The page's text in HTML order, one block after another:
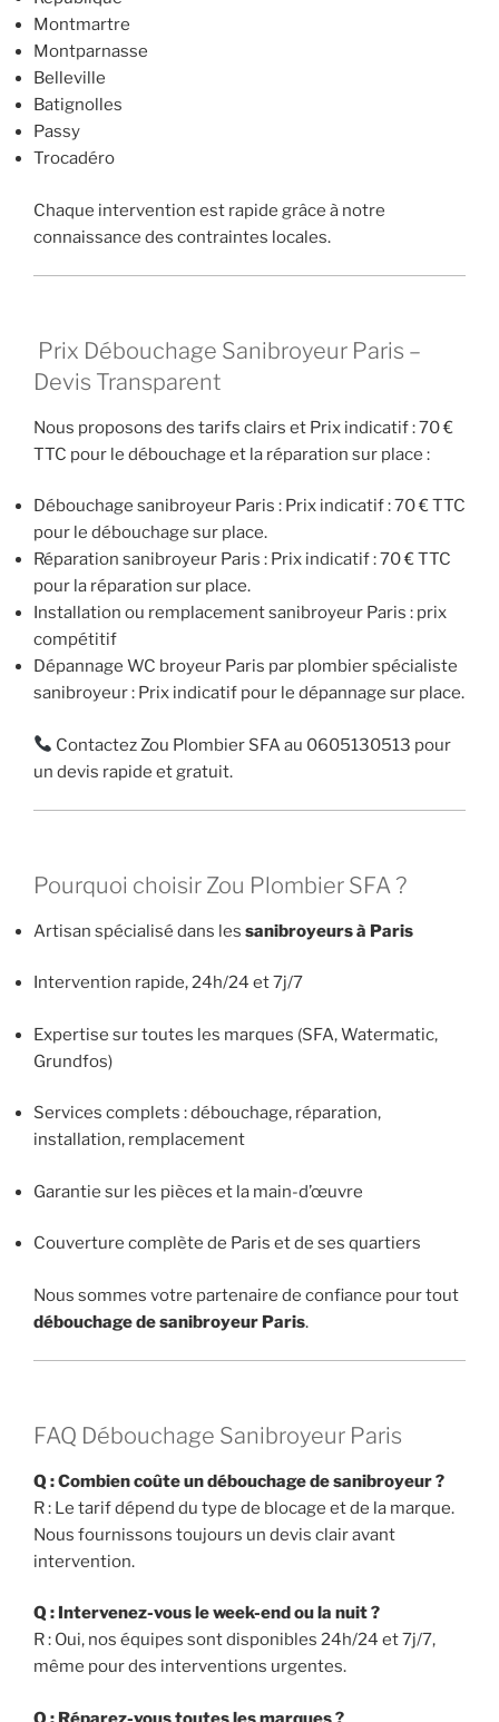
Montmartre
Montparnasse
Belleville
Batignolles
Passy
Trocadéro
Chaque intervention est rapide grâce à notre
connaissance des contraintes locales.
Prix Débouchage Sanibroyeur Paris –
Devis Transparent
Nous proposons des tarifs clairs et Prix indicatif : 70 €
TTC pour le débouchage et la réparation sur place :
Débouchage sanibroyeur Paris : Prix indicatif : 70 € TTC
pour le débouchage sur place.
Réparation sanibroyeur Paris : Prix indicatif : 70 € TTC
pour la réparation sur place.
Installation ou remplacement sanibroyeur Paris : prix
compétitif
Dépannage WC broyeur Paris par plombier spécialiste
sanibroyeur : Prix indicatif pour le dépannage sur place.
Contactez Zou Plombier SFA au 0605130513 pour
un devis rapide et gratuit.
Pourquoi choisir Zou Plombier SFA ?
Artisan spécialisé dans les sanibroyeurs à Paris
Intervention rapide, 24h/24 et 7j/7
Expertise sur toutes les marques (SFA, Watermatic,
Grundfos)
Services complets : débouchage, réparation,
installation, remplacement
Garantie sur les pièces et la main-d’œuvre
Couverture complète de Paris et de ses quartiers
Nous sommes votre partenaire de confiance pour tout
débouchage de sanibroyeur Paris.
FAQ Débouchage Sanibroyeur Paris
Q : Combien coûte un débouchage de sanibroyeur ?
R : Le tarif dépend du type de blocage et de la marque.
Nous fournissons toujours un devis clair avant
intervention.
Q : Intervenez-vous le week-end ou la nuit ?
R : Oui, nos équipes sont disponibles 24h/24 et 7j/7,
même pour des interventions urgentes.